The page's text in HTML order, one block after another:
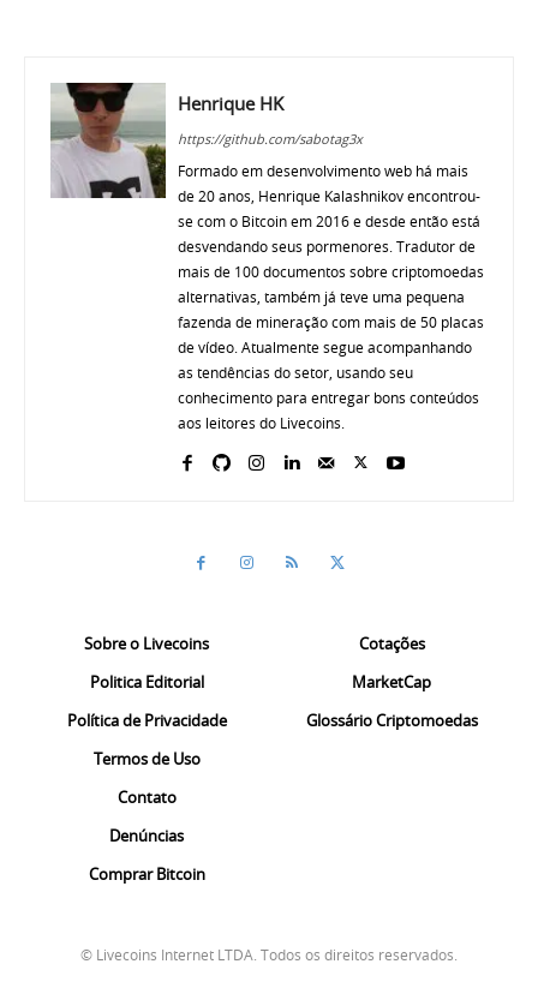
Henrique HK
https://github.com/sabotag3x
Formado em desenvolvimento web há mais
de 20 anos, Henrique Kalashnikov encontrou-
se com o Bitcoin em 2016 e desde então está
desvendando seus pormenores. Tradutor de
mais de 100 documentos sobre criptomoedas
alternativas, também já teve uma pequena
fazenda de mineração com mais de 50 placas
de vídeo. Atualmente segue acompanhando
as tendências do setor, usando seu
conhecimento para entregar bons conteúdos
aos leitores do Livecoins.
Sobre o Livecoins
Politica Editorial
Política de Privacidade
Termos de Uso
Contato
Denúncias
Comprar Bitcoin
Cotações
MarketCap
Glossário Criptomoedas
© Livecoins Internet LTDA. Todos os direitos reservados.